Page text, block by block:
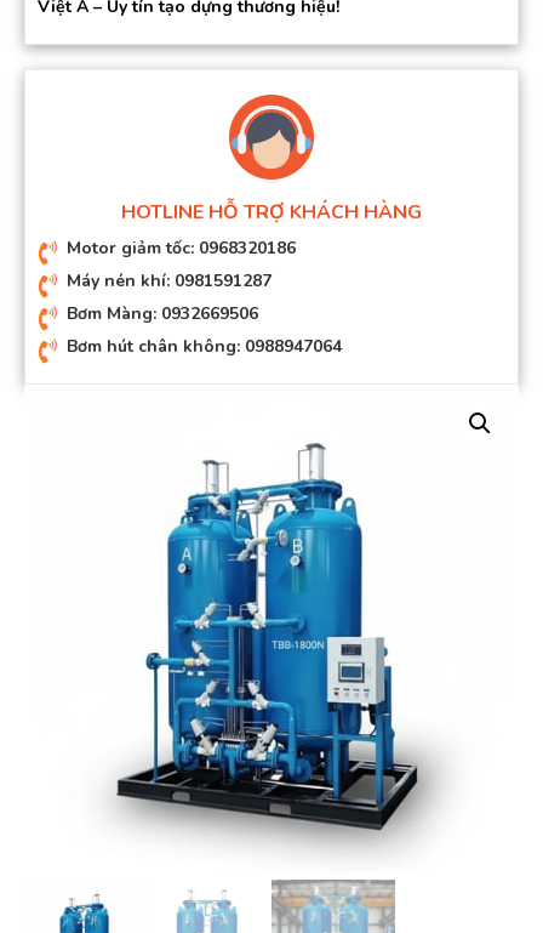
Việt Á – Uy tín tạo dựng thương hiệu!
HOTLINE HỖ TRỢ KHÁCH HÀNG
Motor giảm tốc: 0968320186
Máy nén khí: 0981591287
Bơm Màng: 0932669506
Bơm hút chân không: 0988947064